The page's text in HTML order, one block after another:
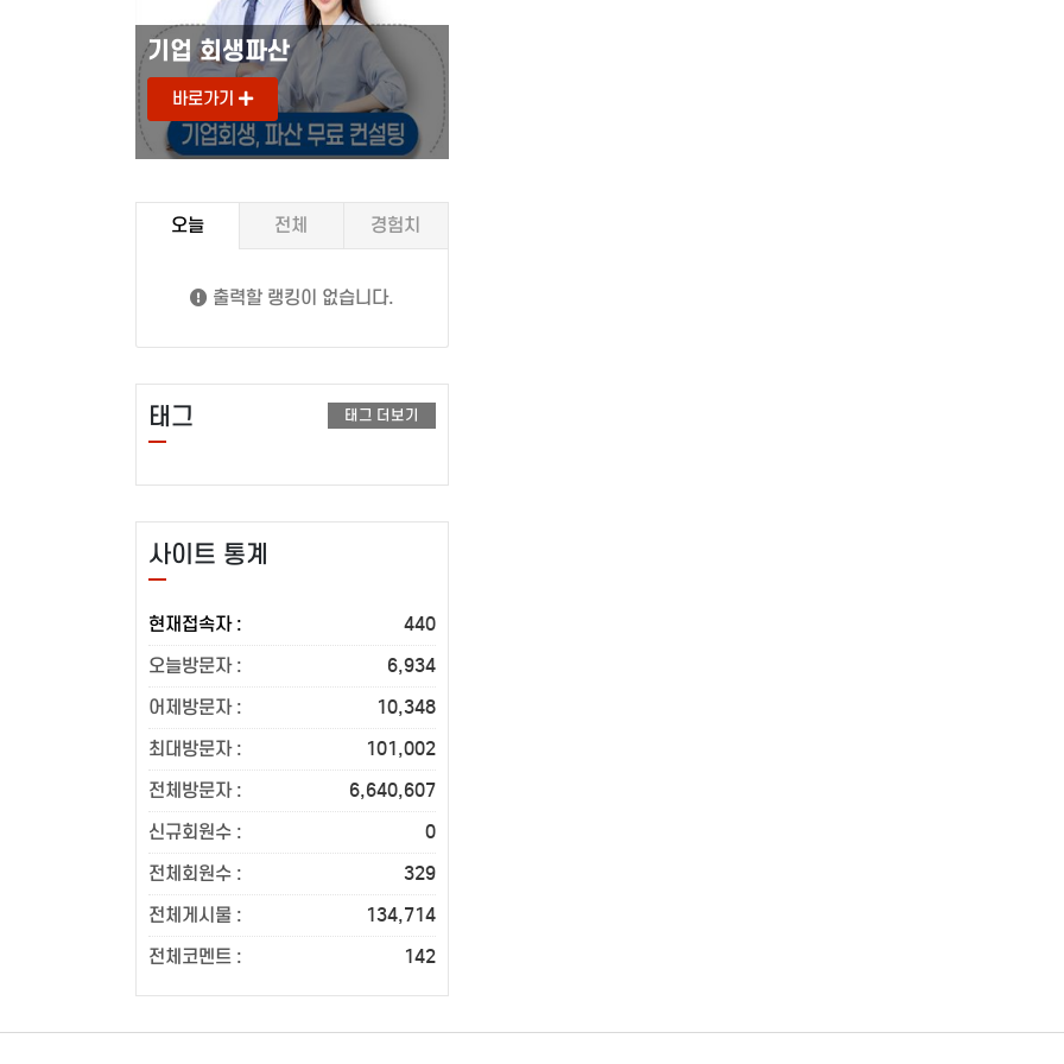
기업 회생파산
바로가기
오늘 전체 경험치
출력할 랭킹이 없습니다.
태그 태그 더보기
사이트 통계
현재접속자 :
440
오늘방문자 :
6,934
어제방문자 :
10,348
최대방문자 :
101,002
전체방문자 :
6,640,607
신규회원수 :
0
전체회원수 :
329
전체게시물 :
134,714
전체코멘트 :
142